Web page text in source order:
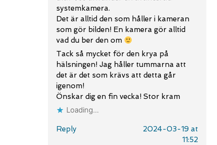
systemkamera.
Det är alltid den som håller i kameran
som gör bilden! En kamera gör alltid
vad du ber den om
Tack så mycket för den krya på
hälsningen! Jag håller tummarna att
det är det som krävs att detta går
igenom!
Önskar dig en fin vecka! Stor kram
Loading...
Reply
2024-03-19 at
11:52